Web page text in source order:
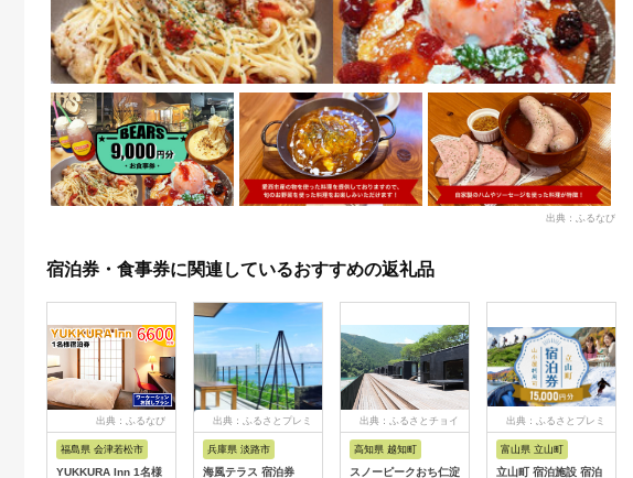
出典：ふるなび
宿泊券・食事券に関連しているおすすめの返礼品
出典：ふるなび
福島県 会津若松市
YUKKURA Inn 1名様
出典：ふるさとプレミ
兵庫県 淡路市
海風テラス 宿泊券
出典：ふるさとチョイ
高知県 越知町
スノーピークおち仁淀
出典：ふるさとプレミ
富山県 立山町
立山町 宿泊施設 宿泊